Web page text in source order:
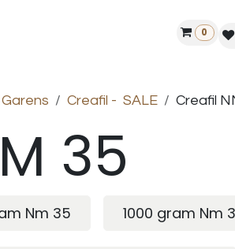
Vind een
0
Creafil - SALE Creafil
35
Nm 35 1000 gram Nm